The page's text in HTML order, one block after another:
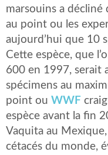
marsouins a décliné
au point ou les
aujourd’hui que 10
Cette espèce, que
600 en 1997, serait
spécimens au
point ou WWF
espèce avant la fin
Vaquita au
cétacés du monde,